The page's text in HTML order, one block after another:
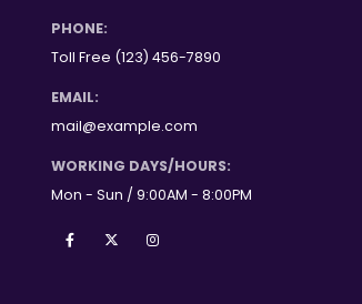
PHONE:
Toll Free (123) 456-7890
EMAIL:
mail@example.com
WORKING DAYS/HOURS:
Mon - Sun / 9:00AM - 8:00PM